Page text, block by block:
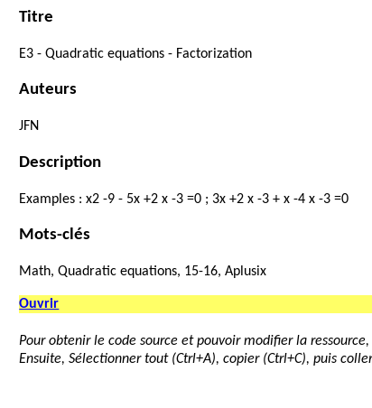
Titre
E3 - Quadratic equations - Factorization
Auteurs
JFN
Description
Examples : x2 -9 - 5x +2 x -3 =0 ; 3x +2 x -3 + x -4 x -3 =0
Mots-clés
Math, Quadratic equations, 15-16, Aplusix
Ouvrir
Pour obtenir le code source et pouvoir modifier la
Ensuite, Sélectionner tout (Ctrl+A), copier (Ctrl+C), puis